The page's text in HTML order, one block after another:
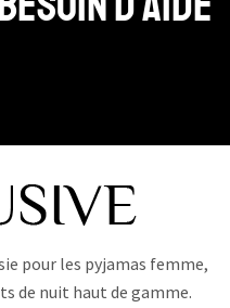
pour les pyjamas femme,
de nuit haut de gamme.